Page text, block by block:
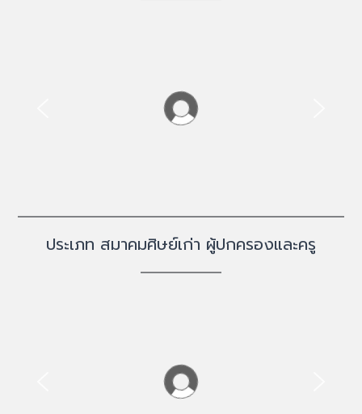
ประเภท สมาคมศิษย์เก่า ผู้ปกครองและครู